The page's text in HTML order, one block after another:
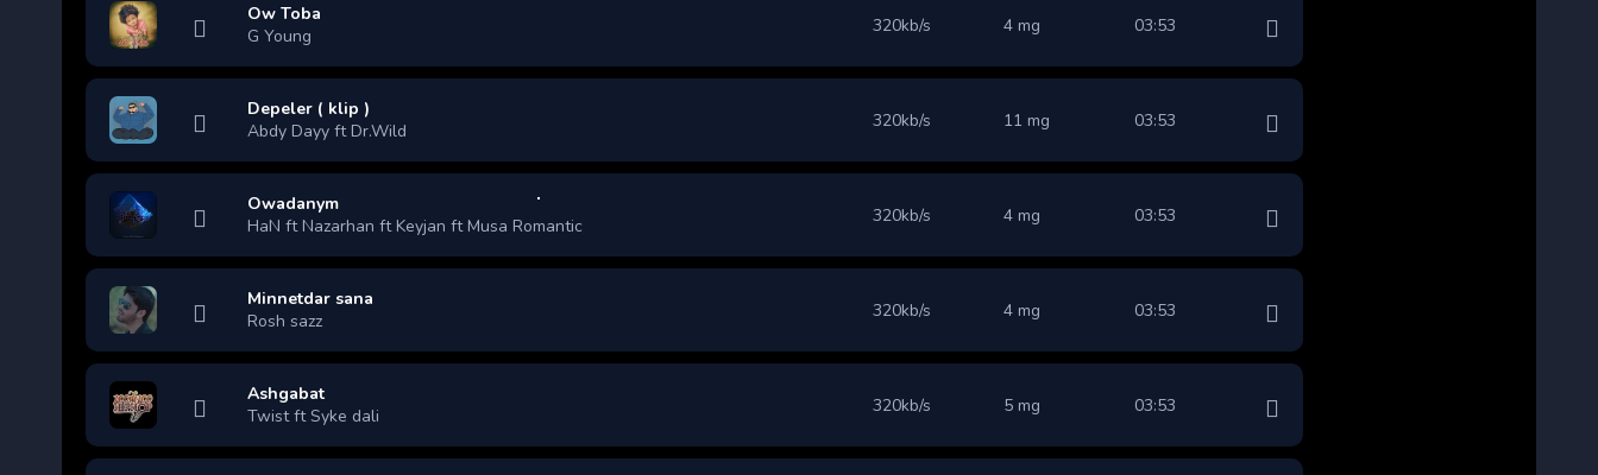
Ow Toba
G Young
320kb/s 4 mg 03:53
Depeler ( klip )
Abdy Dayy ft Dr.Wild
320kb/s 11 mg 03:53
Owadanym
HaN ft Nazarhan ft Keyjan ft Musa Romantic
320kb/s 4 mg 03:53
Minnetdar sana
Rosh sazz
320kb/s 4 mg 03:53
Ashgabat
Twist ft Syke dali
320kb/s 5 mg 03:53